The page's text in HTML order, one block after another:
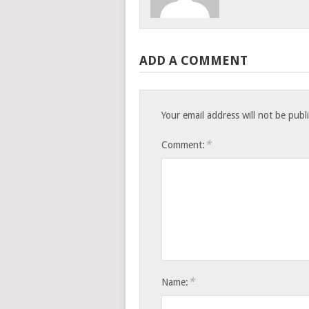
ADD A COMMENT
Your email address will not be
Comment: *
Name: *